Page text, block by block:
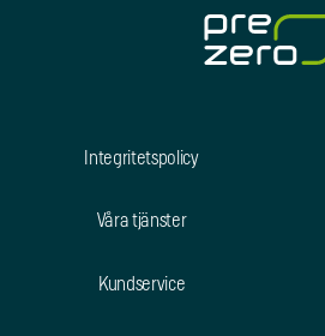
Integritetspolicy
Våra tjänster
Kundservice